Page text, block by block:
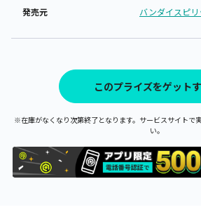
発売元 バンダイスピリ
このプライズをゲット
※在庫がなくなり次第終了となります。サービスサイトで
い。